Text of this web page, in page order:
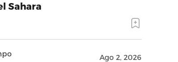
Sahara
Ago 2, 2026